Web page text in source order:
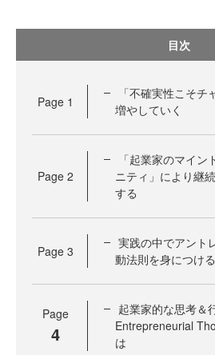
目次
Page 1
「不確実性こそ
増やしていく
Page 2
「起業家のマイ
ニティ」により継
する
Page 3
実践の中でアント
動法則を身につける
Page
4
起業家的な思考＆
Entrepreneurial
は